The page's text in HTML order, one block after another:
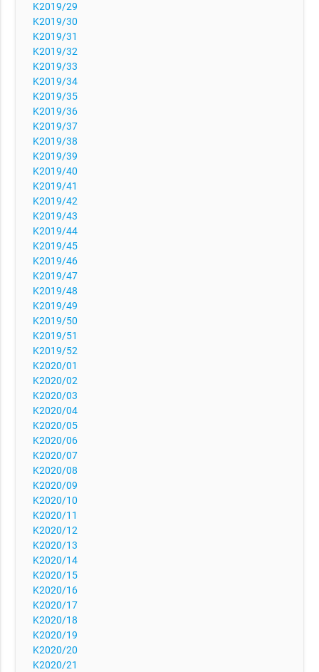
K2019/29
K2019/30
K2019/31
K2019/32
K2019/33
K2019/34
K2019/35
K2019/36
K2019/37
K2019/38
K2019/39
K2019/40
K2019/41
K2019/42
K2019/43
K2019/44
K2019/45
K2019/46
K2019/47
K2019/48
K2019/49
K2019/50
K2019/51
K2019/52
K2020/01
K2020/02
K2020/03
K2020/04
K2020/05
K2020/06
K2020/07
K2020/08
K2020/09
K2020/10
K2020/11
K2020/12
K2020/13
K2020/14
K2020/15
K2020/16
K2020/17
K2020/18
K2020/19
K2020/20
K2020/21